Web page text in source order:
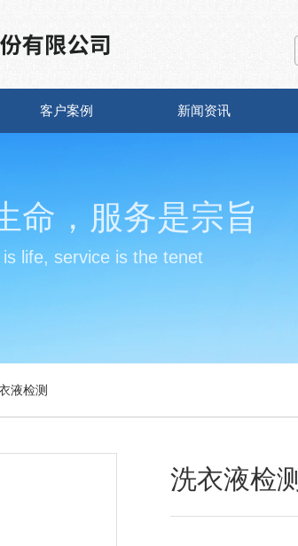
客户案例 新闻资讯
命，服务是宗旨
life, service is the tenet
液检测
洗衣液检测